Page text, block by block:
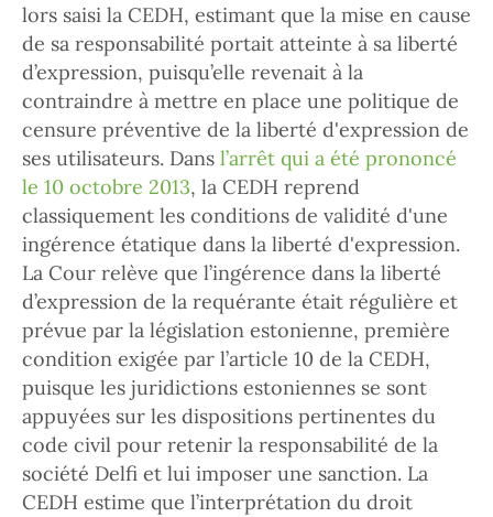
lors saisi la CEDH, estimant que la mise en cause
de sa responsabilité portait atteinte à sa liberté
d’expression, puisqu’elle revenait à la
contraindre à mettre en place une politique de
censure préventive de la liberté d'expression de
ses utilisateurs. Dans l’arrêt qui a été prononcé
le 10 octobre 2013, la CEDH reprend
classiquement les conditions de validité d'une
ingérence étatique dans la liberté d'expression.
La Cour relève que l’ingérence dans la liberté
d’expression de la requérante était régulière et
prévue par la législation estonienne, première
condition exigée par l’article 10 de la CEDH,
puisque les juridictions estoniennes se sont
appuyées sur les dispositions pertinentes du
code civil pour retenir la responsabilité de la
société Delfi et lui imposer une sanction. La
CEDH estime que l’interprétation du droit